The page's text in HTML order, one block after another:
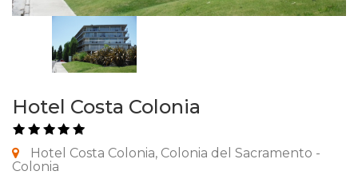
Hotel Costa Colonia
Hotel Costa Colonia, Colonia del Sacramento -
Colonia